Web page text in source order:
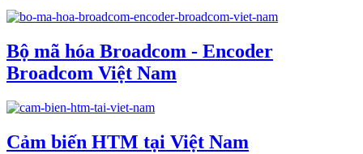
Bộ mã hóa Broadcom - Encoder
Broadcom Việt Nam
Cảm biến HTM tại Việt Nam